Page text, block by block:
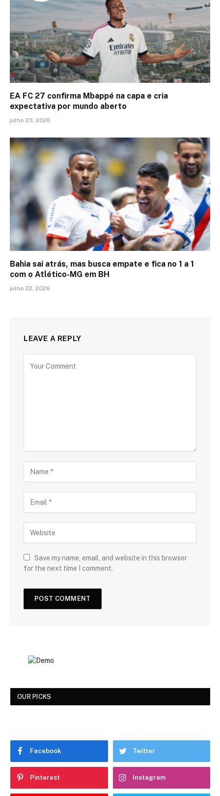
EA FC 27 confirma Mbappé na capa e cria
expectativa por mundo aberto
julho 23, 2026
Bahia sai atrás, mas busca empate e fica no 1 a 1
com o Atlético-MG em BH
julho 22, 2026
LEAVE A REPLY
Save my name, email, and website in this browser
for the next time I comment.
OUR PICKS
Facebook Twitter
Pinterest Instagram